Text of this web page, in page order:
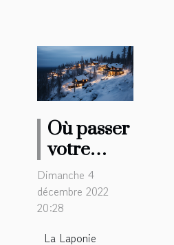
Où passer
votre
séjour en
Laponie ?
Dimanche 4
décembre 2022
20:28
La Laponie